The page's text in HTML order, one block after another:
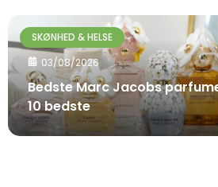
SKØNHED & HELSE
03/08/2026
Bedste Marc Jacobs
10 bedste